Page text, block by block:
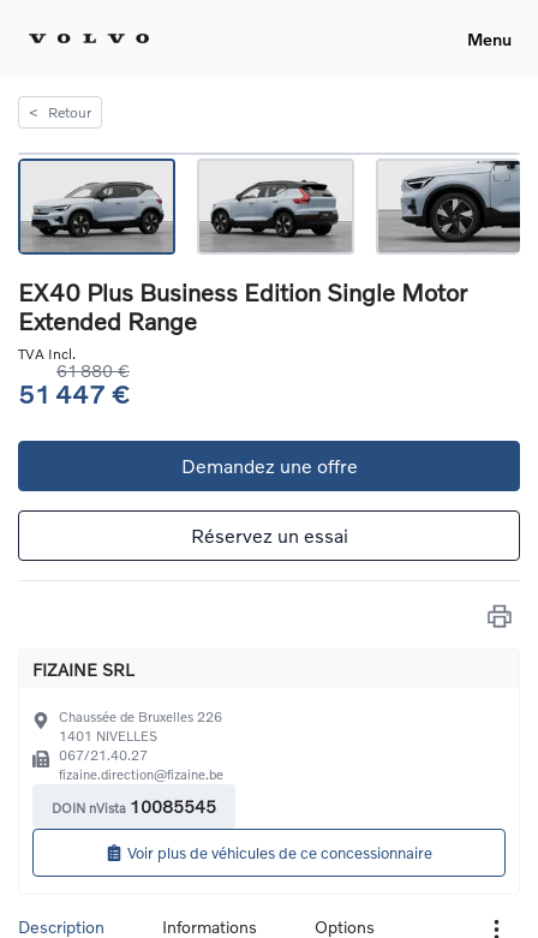
Menu
< Retour
EX40 Plus Business Edition Single Motor
Extended Range
TVA Incl.
61 880 €
51 447 €
Demandez une offre
Réservez un essai
FIZAINE SRL
Chaussée de Bruxelles 226
1401 NIVELLES
067/21.40.27
fizaine.direction@fizaine.be
DOIN nVista 10085545
Voir plus de véhicules de ce concessionnaire
Description Informations Options